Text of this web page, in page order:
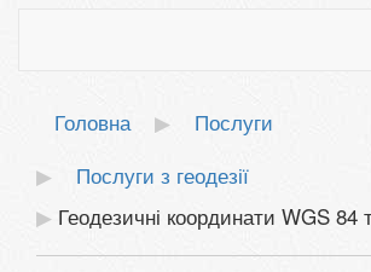
Головна
Послуги
Послуги з геодезії
Геодезичні координати WGS 84